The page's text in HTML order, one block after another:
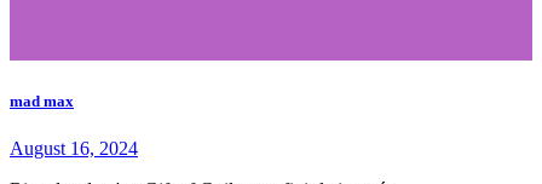
mad max
August 16, 2024